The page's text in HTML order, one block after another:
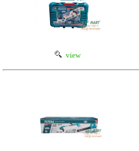
view